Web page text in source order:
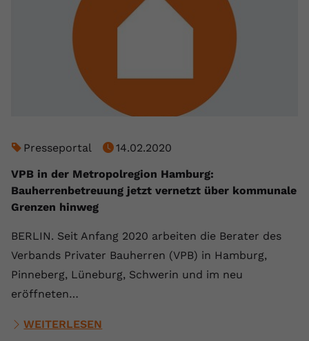
Presseportal
14.02.2020
VPB in der Metropolregion Hamburg:
Bauherrenbetreuung jetzt vernetzt über kommunale
Grenzen hinweg
BERLIN. Seit Anfang 2020 arbeiten die Berater des
Verbands Privater Bauherren (VPB) in Hamburg,
Pinneberg, Lüneburg, Schwerin und im neu
eröffneten…
WEITERLESEN